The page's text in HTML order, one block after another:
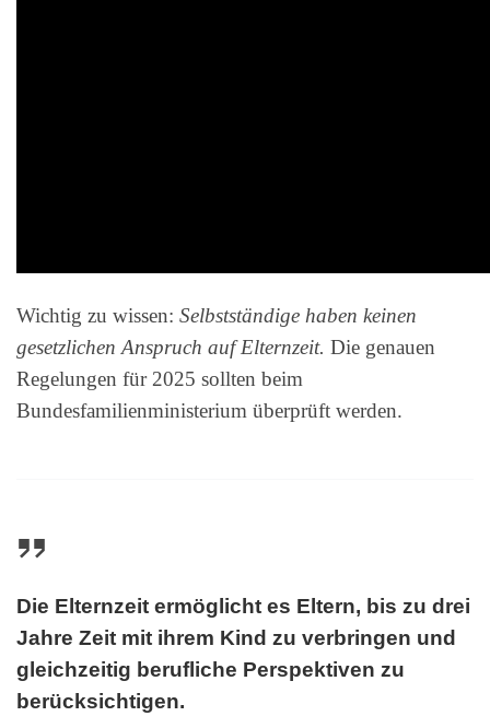
Wichtig zu wissen: Selbstständige haben keinen
gesetzlichen Anspruch auf Elternzeit. Die genauen
Regelungen für 2025 sollten beim
Bundesfamilienministerium überprüft werden.
Die Elternzeit ermöglicht es Eltern, bis zu drei
Jahre Zeit mit ihrem Kind zu verbringen und
gleichzeitig berufliche Perspektiven zu
berücksichtigen.